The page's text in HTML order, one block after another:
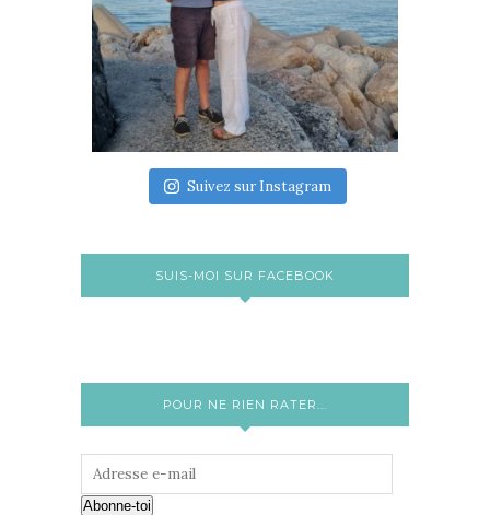
Suivez sur Instagram
SUIS-MOI SUR FACEBOOK
POUR NE RIEN RATER...
Abonne-toi